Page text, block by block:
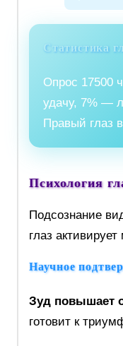
Статистика
Опрос 17500
удачу, 7% —
Правый глаз
Психология
Подсознание
глаз
Научное
Зуд повышает
готовит к